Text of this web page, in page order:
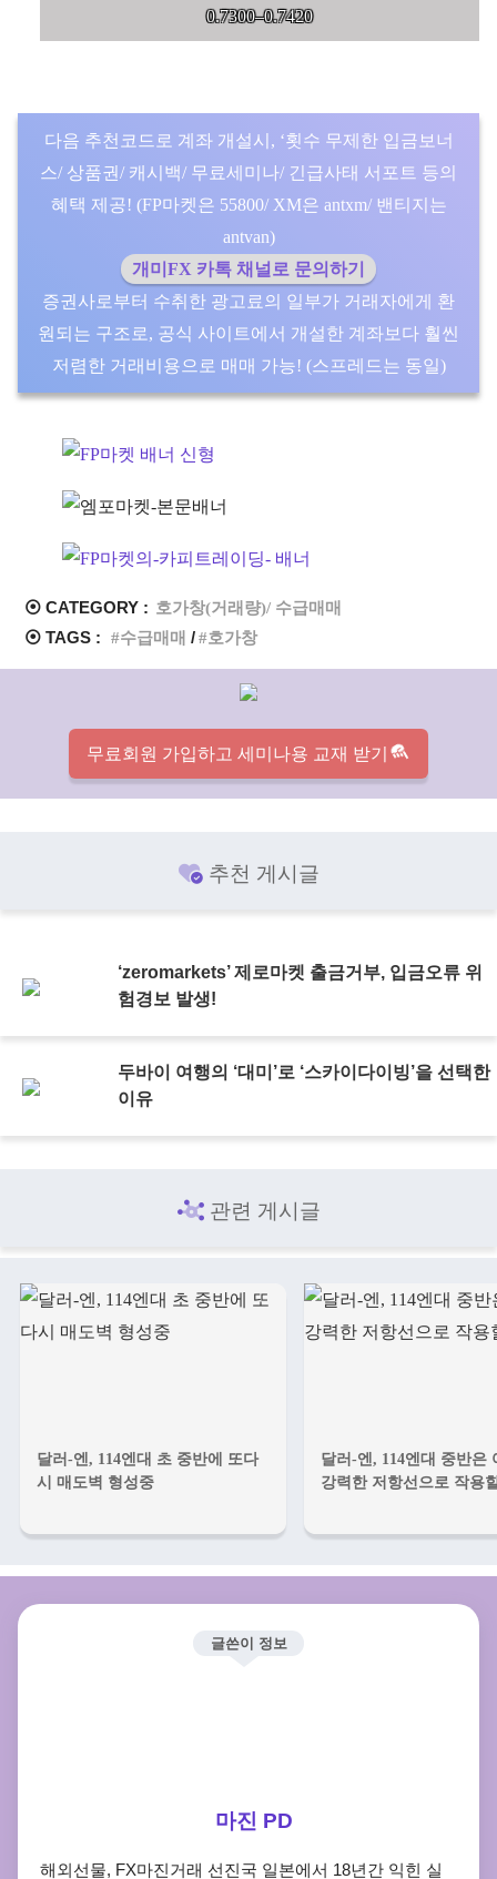
0.7300–0.7420
다음 추천코드로 계좌 개설시, ‘횟수 무제한 입금보너
스/ 상품권/ 캐시백/ 무료세미나/ 긴급사태 서포트 등의
혜택 제공! (FP마켓은 55800/ XM은 antxm/ 밴티지는
antvan)
개미FX 카톡 채널로 문의하기
증권사로부터 수취한 광고료의 일부가 거래자에게 환
원되는 구조로, 공식 사이트에서 개설한 계좌보다 훨씬
저렴한 거래비용으로 매매 가능! (스프레드는 동일)
⦿ CATEGORY : 호가창(거래량)/ 수급매매
⦿ TAGS :
수급매매 호가창
무료회원 가입하고 세미나용 교재 받기
추천 게시글
‘zeromarkets’ 제로마켓 출금거부, 입금오류 위
험경보 발생!
두바이 여행의 ‘대미’로 ‘스카이다이빙’을 선택한
이유
관련 게시글
달러-엔, 114엔대 초 중반에 또다
시 매도벽 형성중
달러-엔, 114엔대 중반은
강력한 저항선으로 작용
글쓴이 정보
마진 PD
해외선물, FX마진거래 선진국 일본에서 18년간 익힌 실